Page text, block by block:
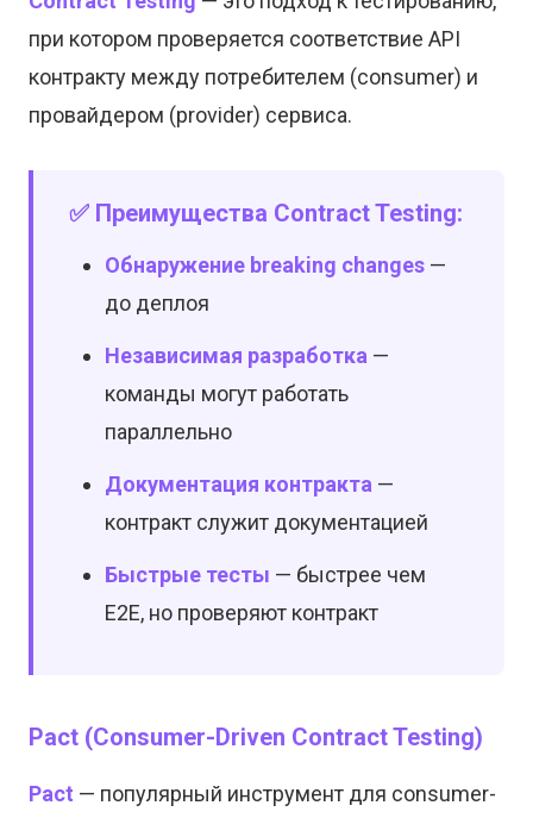
при котором проверяется соответствие API
контракту между потребителем (consumer) и
провайдером (provider) сервиса.
✅ Преимущества Contract Testing:
Обнаружение breaking changes —
до деплоя
Независимая разработка —
команды могут работать
параллельно
Документация контракта —
контракт служит документацией
Быстрые тесты — быстрее чем
E2E, но проверяют контракт
Pact (Consumer-Driven Contract Testing)
Pact — популярный инструмент для consumer-